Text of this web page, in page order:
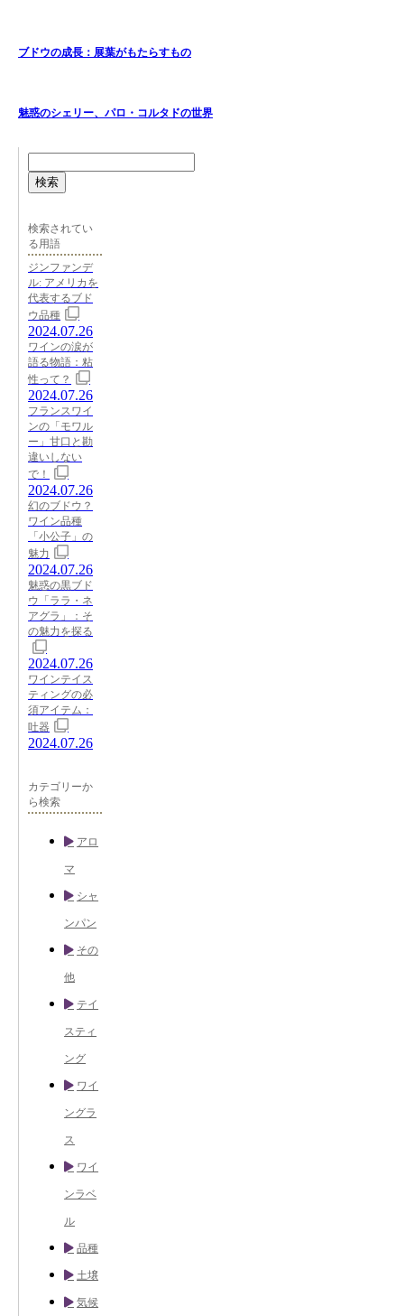
ブドウの成長：展葉がもたらすもの
魅惑のシェリー、パロ・コルタドの世界
検索
検索されてい
る用語
ジンファンデ
ル: アメリカを
代表するブド
ウ品種
2024.07.26
ワインの涙が
語る物語：粘
性って？
2024.07.26
フランスワイ
ンの「モワル
ー」甘口と勘
違いしない
で！
2024.07.26
幻のブドウ？
ワイン品種
「小公子」の
魅力
2024.07.26
魅惑の黒ブド
ウ「ララ・ネ
アグラ」：そ
の魅力を探る
2024.07.26
ワインテイス
ティングの必
須アイテム：
吐器
2024.07.26
カテゴリーか
ら検索
アロ
マ
シャ
ンパン
その
他
テイ
スティ
ング
ワイ
ングラ
ス
ワイ
ンラベ
ル
品種
土壌
気候